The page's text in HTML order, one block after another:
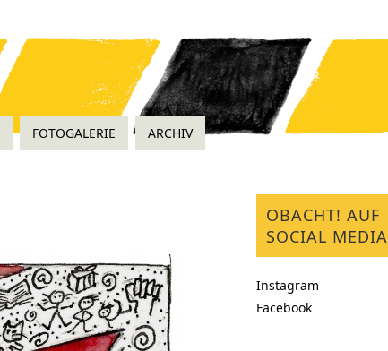
FOTOGALERIE ARCHIV
OBACHT! AUF
SOCIAL MEDIA
Instagram
Facebook